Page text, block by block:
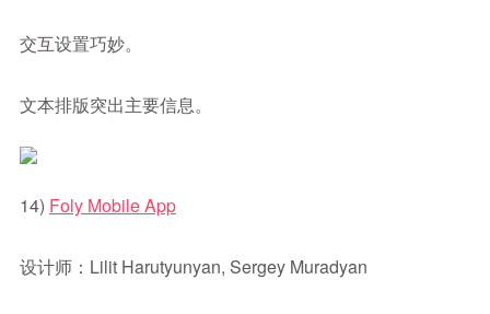
交互设置巧妙。
文本排版突出主要信息。
14) Foly Mobile App
设计师：Lilit Harutyunyan, Sergey Muradyan